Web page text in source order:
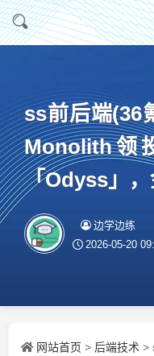
ss前后端(36
Monolith领
「Odyss」
边学边练
2026-05-20
网站首页 > 后端技术 >